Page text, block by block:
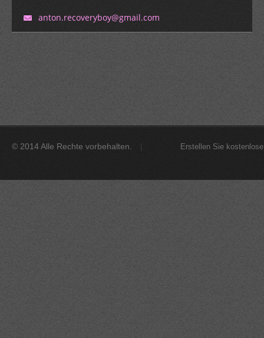
anton.recoveryboy@gmail.com
© 2014 Alle Rechte vorbehalten. Erstellen Sie